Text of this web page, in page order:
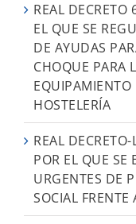
REAL
EL QUE SE
DE AYUDAS
CHOQUE PARA
EQUIPAMIENTO
HOSTELERÍA
REAL
POR EL QUE SE
URGENTES DE
SOCIAL FRENTE